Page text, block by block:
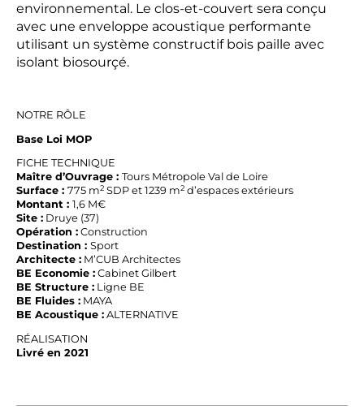
environnemental. Le clos-et-couvert sera conçu
avec une enveloppe acoustique performante
utilisant un système constructif bois paille avec
isolant biosourçé.
NOTRE RÔLE
Base Loi MOP
FICHE TECHNIQUE
Maître d’Ouvrage : Tours Métropole Val de Loire
Surface : 775 m2 SDP et 1239 m2 d’espaces extérieurs
Montant : 1,6 M€
Site : Druye (37)
Opération : Construction
Destination : Sport
Architecte : M’CUB Architectes
BE Economie : Cabinet Gilbert
BE Structure : Ligne BE
BE Fluides : MAYA
BE Acoustique : ALTERNATIVE
RÉALISATION
Livré en 2021